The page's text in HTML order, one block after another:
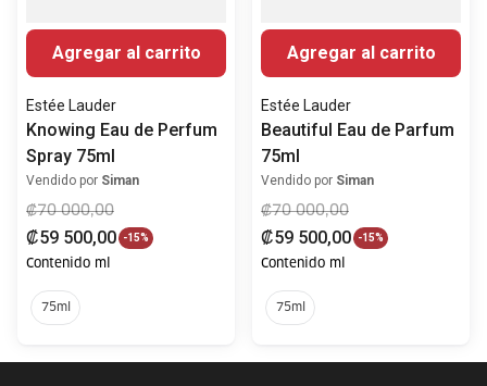
Agregar al carrito
Estée Lauder
Knowing Eau de Perfum
Spray 75ml
Vendido por Siman
₡70 000,00
₡59 500,00 -15%
Contenido ml
75ml
Agregar al carrito
Estée Lauder
Beautiful Eau de Parfum
75ml
Vendido por Siman
₡70 000,00
₡59 500,00 -15%
Contenido ml
75ml